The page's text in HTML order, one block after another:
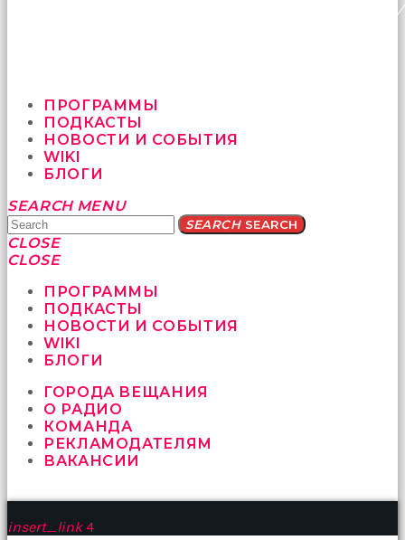
ПРОГРАММЫ
ПОДКАСТЫ
НОВОСТИ И СОБЫТИЯ
WIKI
БЛОГИ
Yatağa
bile
geçmeye
fırsat
sikici
kocalar
güzel
karıları
öttürüyor
sex
hikayeleri
kızların
boşalarak
SEARCH MENU
SEARCHSEARCH
CLOSE
CLOSE
ПРОГРАММЫ
ПОДКАСТЫ
НОВОСТИ И СОБЫТИЯ
WIKI
БЛОГИ
ГОРОДА ВЕЩАНИЯ
О РАДИО
КОМАНДА
РЕКЛАМОДАТЕЛЯМ
ВАКАНСИИ
insert_link 4